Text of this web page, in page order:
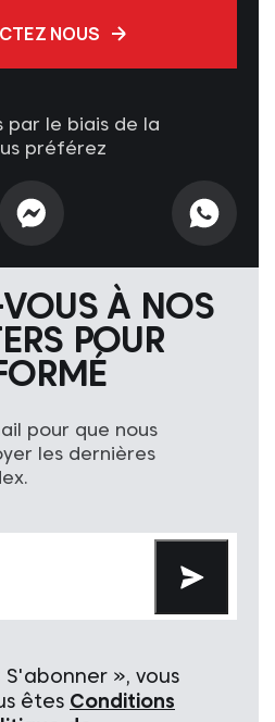
NOUS
par le biais de la
préférez
À NOS
POUR
pour que nous
les dernières
», vous
êtes Conditions